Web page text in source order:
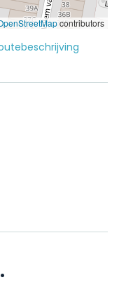
contributors